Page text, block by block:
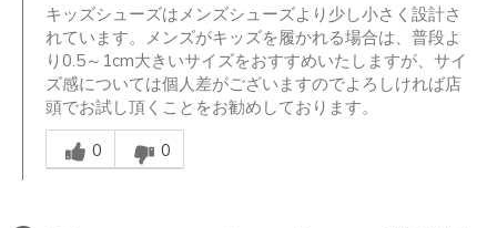
キッズシューズはメンズシューズより少し小さく設計さ
れています。メンズがキッズを履かれる場合は、普段よ
り0.5～1cm大きいサイズをおすすめいたしますが、サイ
ズ感については個人差がございますのでよろしければ店
頭でお試し頂くことをお勧めしております。
Was this answer helpful to you
0
0